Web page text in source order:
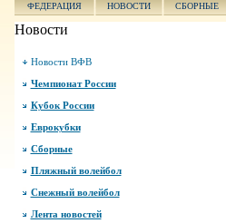
ФЕДЕРАЦИЯ НОВОСТИ СБОРНЫЕ
Новости
Новости ВФВ
Чемпионат России
Кубок России
Еврокубки
Сборные
Пляжный волейбол
Снежный волейбол
Лента новостей